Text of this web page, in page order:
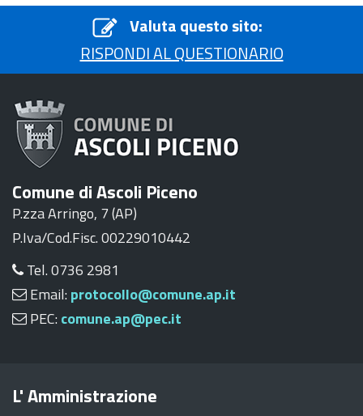
Valuta questo sito:
RISPONDI AL QUESTIONARIO
Comune di Ascoli Piceno
P.zza Arringo, 7 (AP)
P.Iva/Cod.Fisc. 00229010442
Tel. 0736 2981
Email: protocollo@comune.ap.it
PEC: comune.ap@pec.it
L' Amministrazione